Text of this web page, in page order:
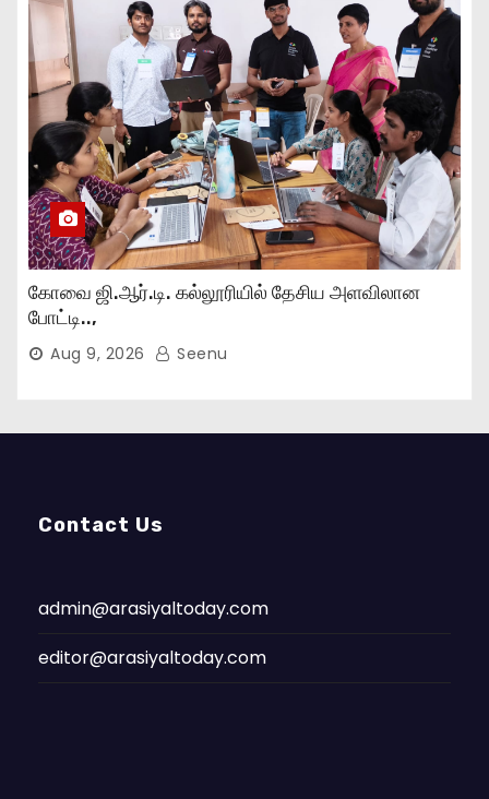
கோவை ஜி.ஆர்.டி. கல்லூரியில் தேசிய அளவிலான
போட்டி..,
Aug 9, 2026 Seenu
Contact Us
admin@arasiyaltoday.com
editor@arasiyaltoday.com